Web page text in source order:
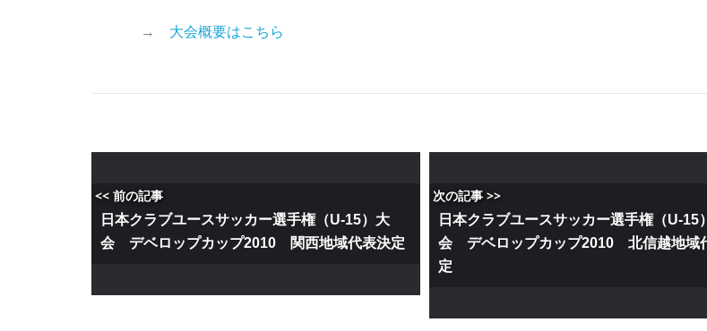
→ 大会概要はこちら
<< 前の記事
日本クラブユースサッカー選手権（U-15）大
会 デベロップカップ2010 関西地域代表決定
次の記事 >>
日本クラブユースサッカー選手権（U-15
会 デベロップカップ2010 北信越地域
定